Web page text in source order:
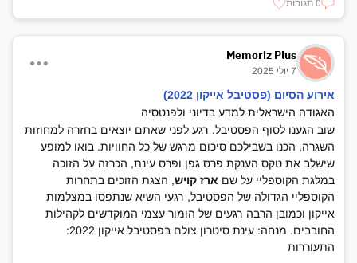
0 תגובות
Memoriz Plus
7 יולי 2025
אירוע הסיום (פסטיבל אייקון 2022)
האגודה הישראלית למדע בדיוני ולפנטסיה
שוב הגענו לסוף הפסטיבל. רגע לפני שאתם יוצאים בחזרה למחוזות
השגרה, הכנו בשבילכם סיכום מרגש של כל החוויות. בואו למופע
שישלב את טקס הענקת פרס גפן ופרס עינת, הכרזה על הזוכה
במלגת הקוספליי על שם ארז קויש, הצגת הזוכים בתחרות
הקוספליי הגדולה של הפסטיבל, רגעי השיא שנתפסו במצלמות
אייקון וכמובן הרבה רגעים של הומור עצמי המוקדשים לקהילות
החובבים. מנחה: עינת סיטרון צולם בפסטיבל אייקון 2022:
התעוררות